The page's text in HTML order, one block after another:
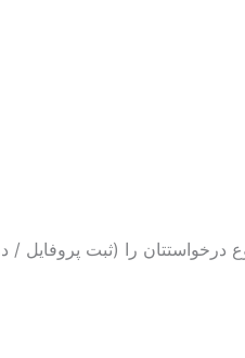
درخواستتان را (ثبت پروفایل